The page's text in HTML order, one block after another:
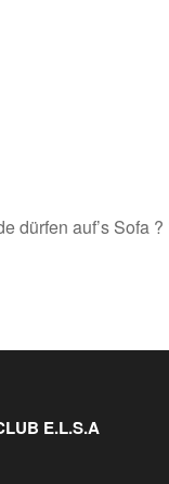
dürfen auf’s Sofa ?
E.L.S.A